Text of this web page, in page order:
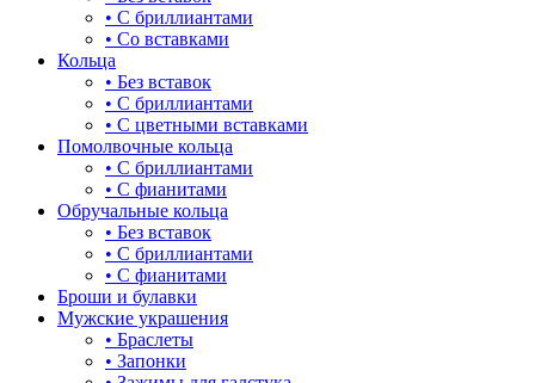
• С бриллиантами
• Со вставками
Кольца
• Без вставок
• С бриллиантами
• С цветными вставками
Помолвочные кольца
• С бриллиантами
• С фианитами
Обручальные кольца
• Без вставок
• С бриллиантами
• С фианитами
Броши и булавки
Мужские украшения
• Браслеты
• Запонки